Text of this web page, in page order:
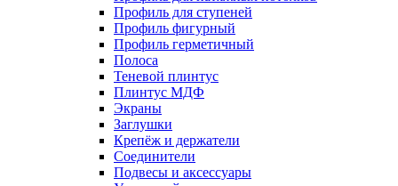
Профиль для ступеней
Профиль фигурный
Профиль герметичный
Полоса
Теневой плинтус
Плинтус МДФ
Экраны
Заглушки
Крепёж и держатели
Соединители
Подвесы и аксессуары